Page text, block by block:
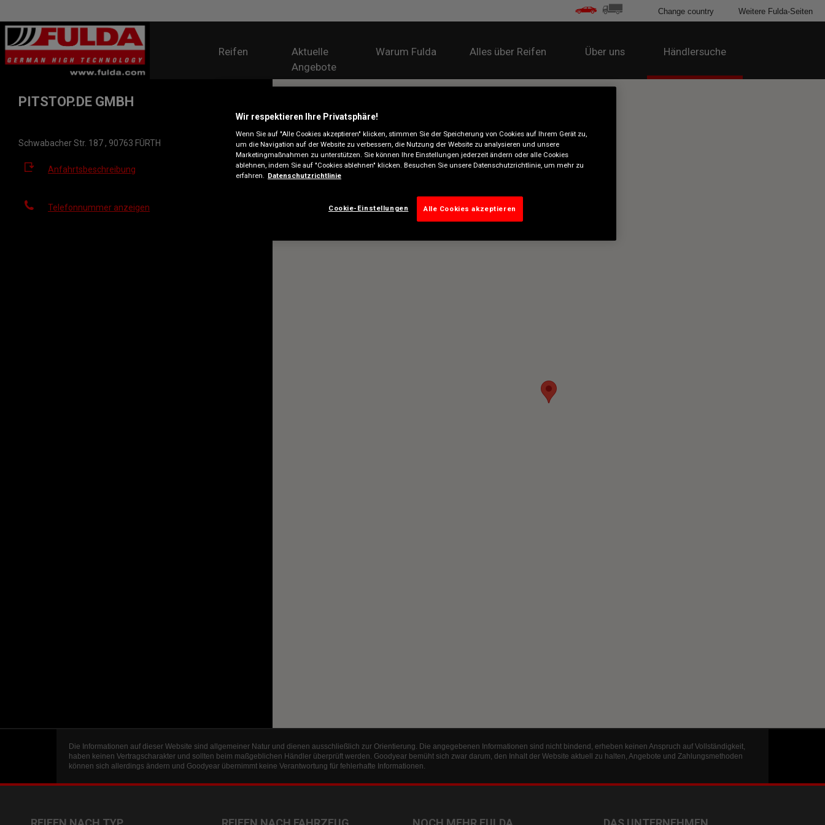
Reifen
Aktuelle
Angebote
Warum Fulda Alles über Reifen Über uns Händlersuche
Change country Weitere Fulda-Seiten
PITSTOP.DE GMBH
Schwabacher Str. 187 , 90763 FÜRTH
Anfahrtsbeschreibung
Telefonnummer anzeigen
Die Informationen auf dieser Website sind allgemeiner Natur und dienen ausschließlich zur Orientierung. Die angegebenen Informationen sind nicht bindend, erheben keinen Anspruch auf Vollständigkeit,
haben keinen Vertragscharakter und sollten beim maßgeblichen Händler überprüft werden. Goodyear bemüht sich zwar darum, den Inhalt der Website aktuell zu halten, Angebote und Zahlungsmethoden
können sich allerdings ändern und Goodyear übernimmt keine Verantwortung für fehlerhafte Informationen.
Wir respektieren Ihre Privatsphäre!
Wenn Sie auf "Alle Cookies akzeptieren" klicken, stimmen Sie der Speicherung von Cookies auf Ihrem Gerät zu,
um die Navigation auf der Website zu verbessern, die Nutzung der Website zu analysieren und unsere
Marketingmaßnahmen zu unterstützen. Sie können Ihre Einstellungen jederzeit ändern oder alle Cookies
ablehnen, indem Sie auf "Cookies ablehnen" klicken. Besuchen Sie unsere Datenschutzrichtlinie, um mehr zu
erfahren. Datenschutzrichtlinie
Cookie-Einstellungen Alle Cookies akzeptieren